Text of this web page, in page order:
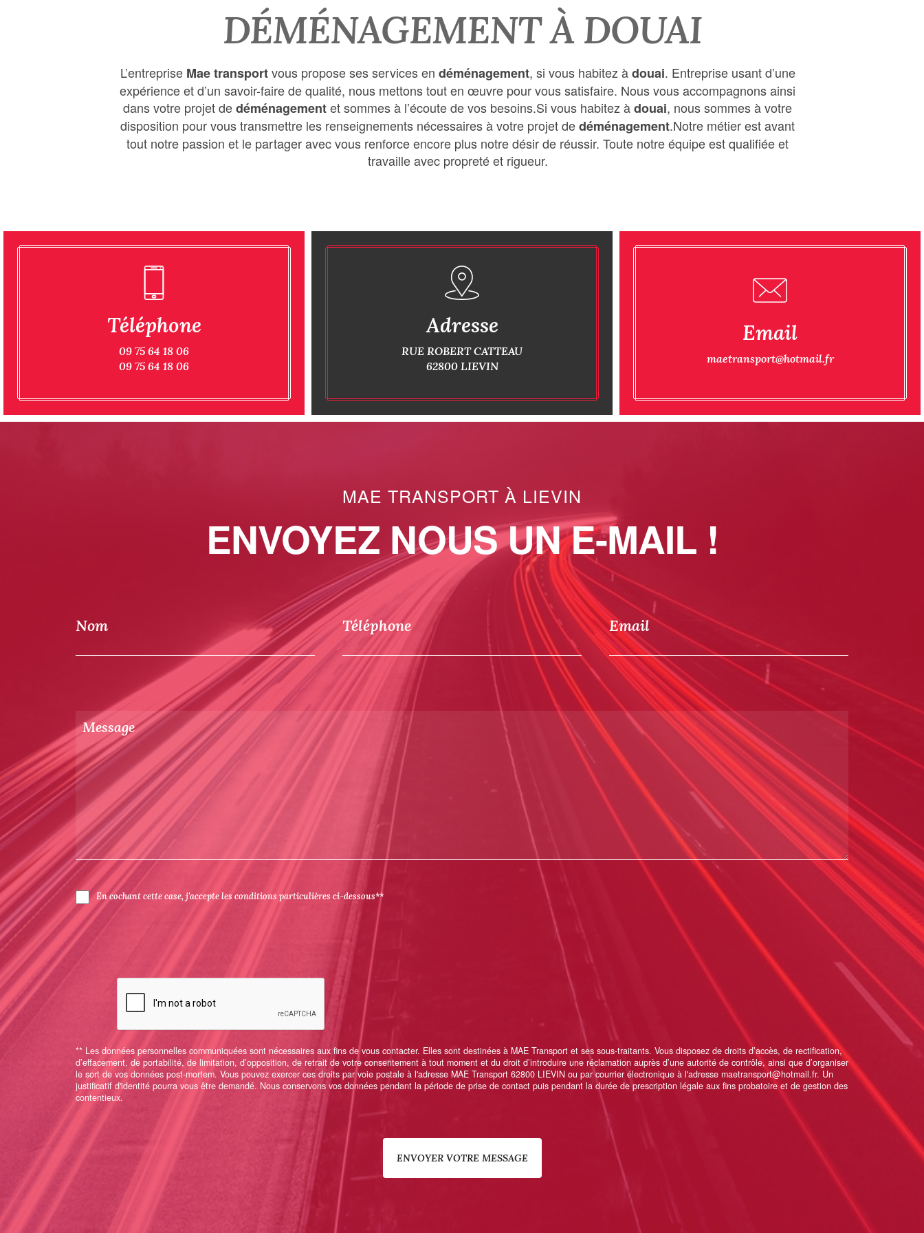
DÉMÉNAGEMENT À DOUAI
L’entreprise Mae transportvous propose ses services en déménagement, si vous habitez àdouai. Entreprise usant d’une
expérience et d’un savoir-faire de qualité, nous mettons tout en œuvre pour vous satisfaire. Nous vous accompagnons ainsi
dans votre projet dedéménagementet sommes à l’écoute de vos besoins.Si vous habitez àdouai, nous sommes à votre
disposition pour vous transmettre les renseignements nécessaires à votre projet dedéménagement.Notre métier est avant
tout notre passion et le partager avec vous renforce encore plus notre désir de réussir. Toute notre équipe est qualifiée et
travaille avec propreté et rigueur.
Téléphone
09 75 64 18 06
09 75 64 18 06
Adresse
RUE ROBERT CATTEAU
62800 LIEVIN
Email
maetransport@hotmail.fr
MAE TRANSPORT À LIEVIN
ENVOYEZ NOUS UN E-MAIL !
Nom Téléphone Email
En cochant cette case, j'accepte les conditions particulières ci-dessous**
** Les données personnelles communiquées sont nécessaires aux fins de vous contacter. Elles sont destinées à MAE Transport et ses sous-traitants. Vous disposez de droits d’accès, de rectification,
d’effacement, de portabilité, de limitation, d’opposition, de retrait de votre consentement à tout moment et du droit d’introduire une réclamation auprès d’une autorité de contrôle, ainsi que d’organiser
le sort de vos données post-mortem. Vous pouvez exercer ces droits par voie postale à l'adresse MAE Transport 62800 LIEVIN ou par courrier électronique à l'adresse maetransport@hotmail.fr. Un
justificatif d'identité pourra vous être demandé. Nous conservons vos données pendant la période de prise de contact puis pendant la durée de prescription légale aux fins probatoire et de gestion des
contentieux.
ENVOYER VOTRE MESSAGE